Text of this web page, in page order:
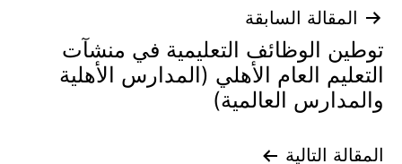
تصفّح
المقالات
المقالة السابقة
توطين الوظائف التعليمية في منشآت
التعليم العام الأهلي (المدارس الأهلية
والمدارس العالمية)
المقالة التالية